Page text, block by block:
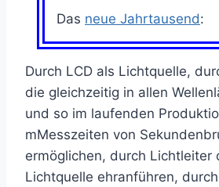
Das neue Jahrtausend:
Durch LCD als Lichtquelle,
die gleichzeitig in allen
und so im laufenden
mMesszeiten von
ermöglichen, durch Lichtleiter
Lichtquelle ehranführen,